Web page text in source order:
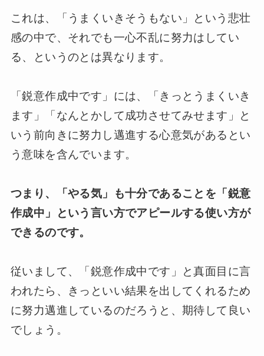
これは、「うまくいきそうもない」という悲壮
感の中で、それでも一心不乱に努力はしてい
る、というのとは異なります。
「鋭意作成中です」には、「きっとうまくいき
ます」「なんとかして成功させてみせます」と
いう前向きに努力し邁進する心意気があるとい
う意味を含んでいます。
つまり、「やる気」も十分であることを「鋭意
作成中」という言い方でアピールする使い方が
できるのです。
従いまして、「鋭意作成中です」と真面目に言
われたら、きっといい結果を出してくれるため
に努力邁進しているのだろうと、期待して良い
でしょう。